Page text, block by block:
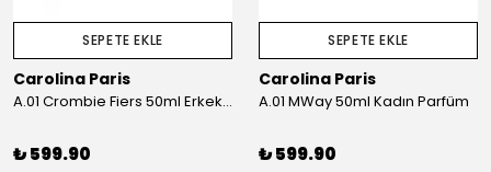
SEPETE EKLE
Carolina Paris
A.01 Crombie Fiers 50ml Erkek Parfüm
₺ 599.90
SEPETE EKLE
Carolina Paris
A.01 MWay 50ml Kadın Parfüm
₺ 599.90